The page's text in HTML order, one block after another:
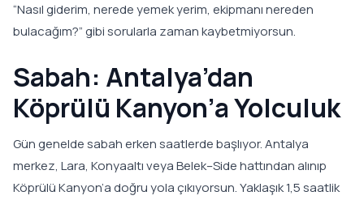
“Nasıl giderim, nerede yemek yerim, ekipmanı nereden
bulacağım?” gibi sorularla zaman kaybetmiyorsun.
Sabah: Antalya’dan
Köprülü Kanyon’a Yolculuk
Gün genelde sabah erken saatlerde başlıyor. Antalya
merkez, Lara, Konyaaltı veya Belek–Side hattından alınıp
Köprülü Kanyon’a doğru yola çıkıyorsun. Yaklaşık 1,5 saatlik